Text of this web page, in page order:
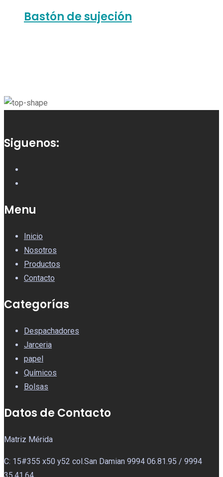
Bastón de sujeción
Siguenos:
Menu
Inicio
Nosotros
Productos
Contacto
Categorías
Despachadores
Jarceria
papel
Químicos
Bolsas
Datos de Contacto
Matriz Mérida
C: 15#355 x50 y52 col.San Damian 9994 06.81.95 / 9994